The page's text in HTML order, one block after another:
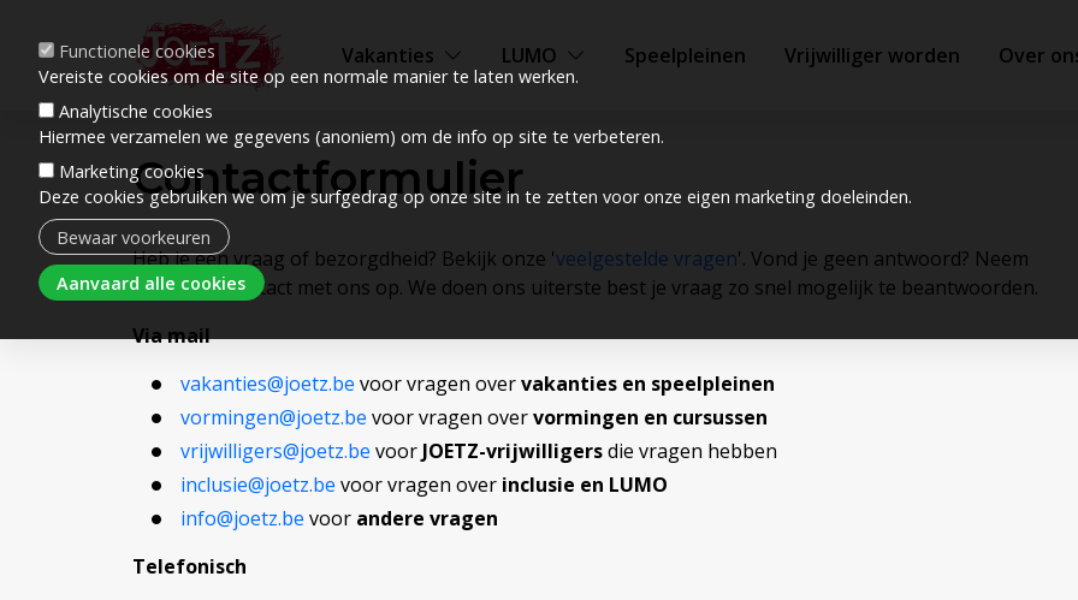
Functionele cookies
Vereiste cookies om de site op een normale manier te laten werken.
Analytische cookies
Hiermee verzamelen we gegevens (anoniem) om de info op site te verbeteren.
Marketing cookies
Deze cookies gebruiken we om je surfgedrag op onze site in te zetten voor onze eigen marketing doeleinden.
Bewaar voorkeuren
Aanvaard alle cookies Toestemming intrekken
Vakanties LUMO Speelpleinen Vrijwilliger worden Over
Contactformulier
Heb je een vraag of bezorgdheid? Bekijk onze 'veelgestelde vragen'. Vond je geen antwoord? Neem
dan zeker contact met ons op. We doen ons uiterste best je vraag zo snel mogelijk te beantwoorden.
Via mail
vakanties@joetz.be voor vragen overvakanties en speelpleinen
vormingen@joetz.be voor vragen overvormingen en cursussen
vrijwilligers@joetz.be voor JOETZ-vrijwilligersdie vragen hebben
inclusie@joetz.be voor vragen over inclusie en LUMO
info@joetz.be voor andere vragen
Telefonisch